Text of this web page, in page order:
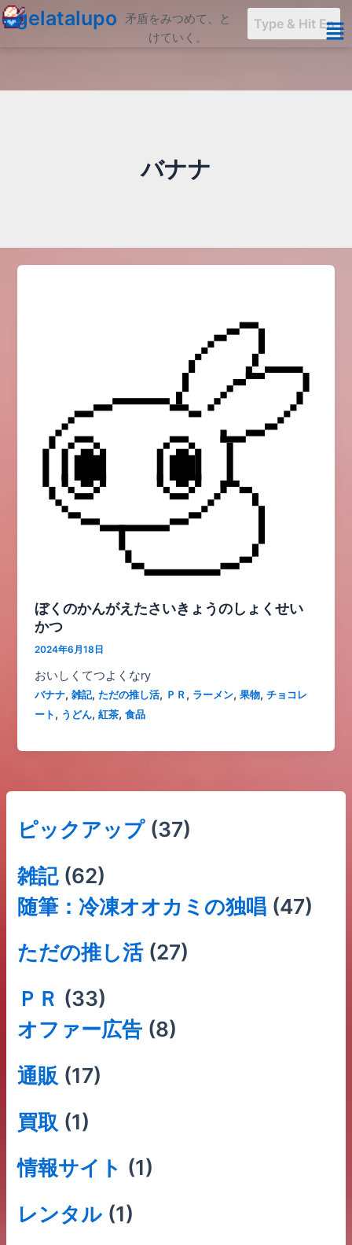
内
容 gelatalupo
矛盾をみつめて、と
けていく。
バナナ
ぼくのかんがえたさいきょうのしょくせい
かつ
2024年6月18日
おいしくてつよくなry​
バナナ,雑記,ただの推し活, ＰＲ , ラーメン,果物,チョコレ
ート , うどん,紅茶,食品
ピックアップ(37)
雑記(62)
随筆：冷凍オオカミの独唱 (47)
ただの推し活(27)
ＰＲ (33)
オファー広告 (8)
通販 (17)
買取 (1)
情報サイト (1)
レンタル (1)